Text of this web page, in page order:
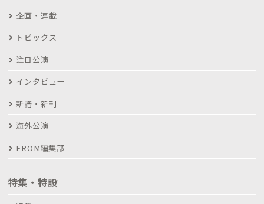
企画・連載
トピックス
注目公演
インタビュー
新譜・新刊
海外公演
FROM編集部
特集・特設